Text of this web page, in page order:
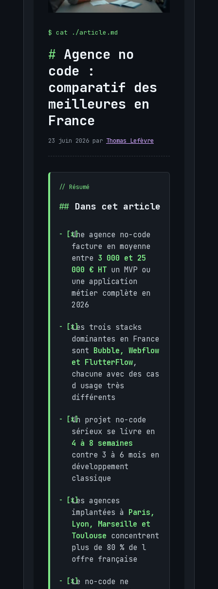
Agence no
code :
comparatif des
meilleures en
France
23 juin 2026 par Thomas Lefèvre
Dans cet article
Une agence no-code
facture en moyenne
entre 3 000 et 25
000 € HT un MVP ou
une application
métier complète en
2026
Les trois stacks
dominantes en France
sont Bubble, Webflow
et FlutterFlow,
chacune avec des cas
d usage très
différents
Un projet no-code
sérieux se livre en
4 à 8 semaines
contre 3 à 6 mois en
développement
classique
Les agences
implantées à Paris,
Lyon, Marseille et
Toulouse concentrent
plus de 80 % de l
offre française
Le no-code ne